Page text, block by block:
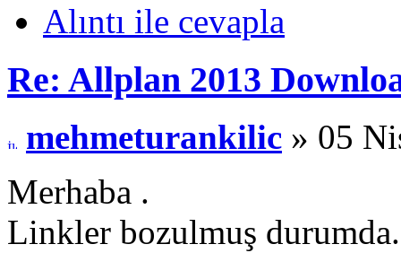
Alıntı ile cevapla
Re: Allplan 2013
mehmeturankilic » 05
Merhaba .
Linkler bozulmuş